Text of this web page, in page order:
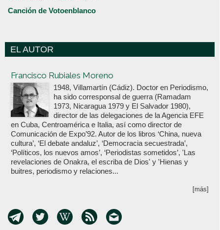
Canción de Votoenblanco
EL AUTOR
Francisco Rubiales Moreno
1948, Villamartín (Cádiz). Doctor en Periodismo,
ha sido corresponsal de guerra (Ramadam
1973, Nicaragua 1979 y El Salvador 1980),
director de las delegaciones de la Agencia EFE
en Cuba, Centroamérica e Italia, así como director de
Comunicación de Expo’92. Autor de los libros ‘China, nueva
cultura’, ‘El debate andaluz’, ‘Democracia secuestrada’,
‘Políticos, los nuevos amos’, ‘Periodistas sometidos’, 'Las
revelaciones de Onakra, el escriba de Dios' y 'Hienas y
buitres, periodismo y relaciones...
[más]